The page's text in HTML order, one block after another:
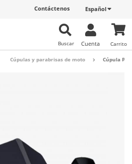
Español
Contáctenos
Carrito
Cuenta
Buscar
Cúpulas y parabrisas de moto Cúpula